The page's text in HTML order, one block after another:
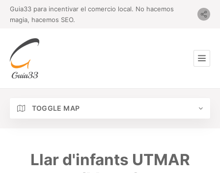
Guia33 para incentivar el comercio local. No hacemos
magia, hacemos SEO.
TOGGLE MAP
Llar d'infants UTMAR